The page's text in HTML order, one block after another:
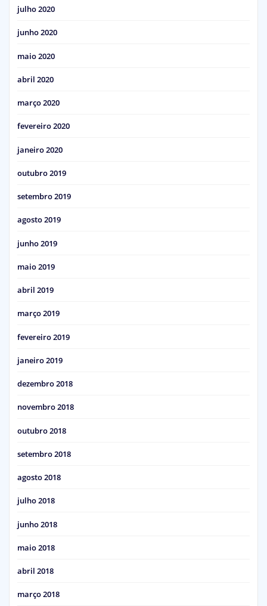
julho 2020
junho 2020
maio 2020
abril 2020
março 2020
fevereiro 2020
janeiro 2020
outubro 2019
setembro 2019
agosto 2019
junho 2019
maio 2019
abril 2019
março 2019
fevereiro 2019
janeiro 2019
dezembro 2018
novembro 2018
outubro 2018
setembro 2018
agosto 2018
julho 2018
junho 2018
maio 2018
abril 2018
março 2018